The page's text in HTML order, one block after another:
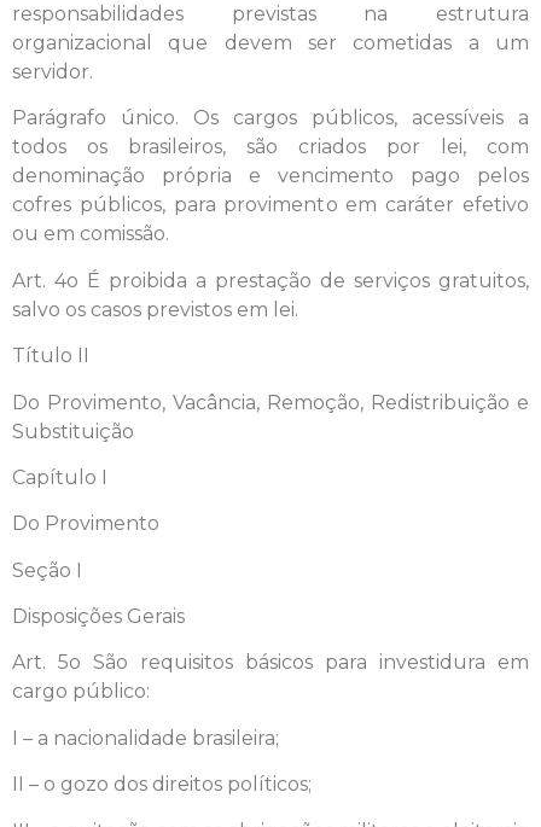
responsabilidades previstas na estrutura
organizacional que devem ser cometidas a um
servidor.
Parágrafo único. Os cargos públicos, acessíveis a
todos os brasileiros, são criados por lei, com
denominação própria e vencimento pago pelos
cofres públicos, para provimento em caráter efetivo
ou em comissão.
Art. 4o É proibida a prestação de serviços gratuitos,
salvo os casos previstos em lei.
Título II
Do Provimento, Vacância, Remoção, Redistribuição e
Substituição
Capítulo I
Do Provimento
Seção I
Disposições Gerais
Art. 5o São requisitos básicos para investidura em
cargo público:
I – a nacionalidade brasileira;
II – o gozo dos direitos políticos;